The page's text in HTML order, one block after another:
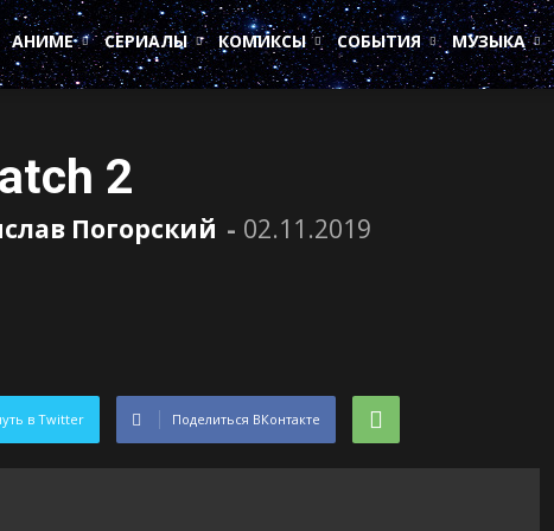
АНИМЕ СЕРИАЛЫ КОМИКСЫ СОБЫТИЯ МУЗЫКА
2
Погорский - 02.11.2019
в Twitter Поделиться ВКонтакте